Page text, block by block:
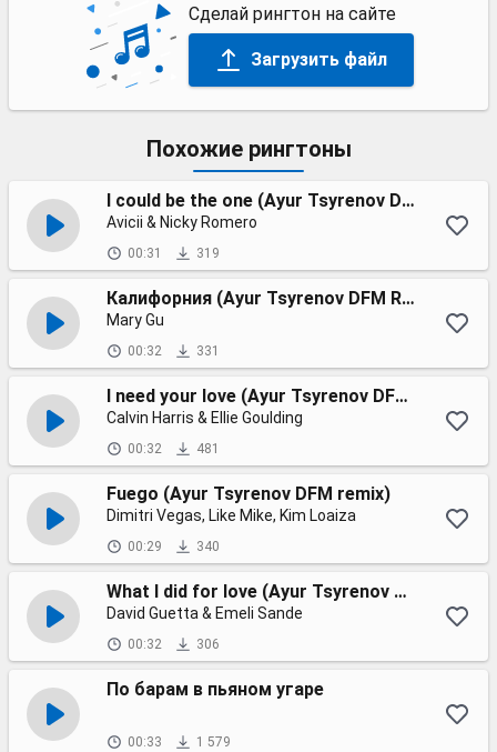
Сделай рингтон на сайте
Загрузить файл
Похожие рингтоны
I could be the one (Ayur Tsyrenov DFM remix)
Avicii & Nicky Romero
00:31 319
Калифорния (Ayur Tsyrenov DFM Remix)
Mary Gu
00:32 331
I need your love (Ayur Tsyrenov DFM remix)
Calvin Harris & Ellie Goulding
00:32 481
Fuego (Ayur Tsyrenov DFM remix)
Dimitri Vegas, Like Mike, Kim Loaiza
00:29 340
What I did for love (Ayur Tsyrenov DFM remix)
David Guetta & Emeli Sande
00:32 306
По барам в пьяном угаре
00:33 1 579